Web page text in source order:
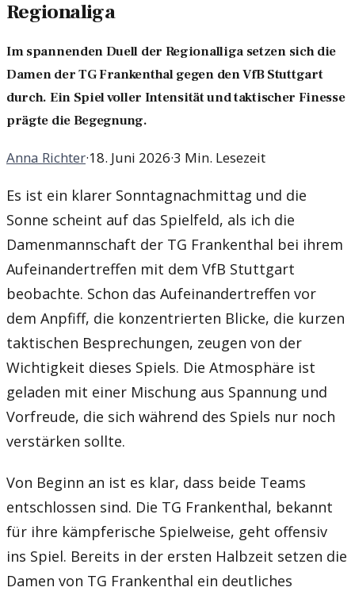
Regionaliga
Im spannenden Duell der Regionalliga setzen sich die
Damen der TG Frankenthal gegen den VfB Stuttgart
durch. Ein Spiel voller Intensität und taktischer Finesse
prägte die Begegnung.
Anna Richter·18. Juni 2026·3 Min. Lesezeit
Es ist ein klarer Sonntagnachmittag und die
Sonne scheint auf das Spielfeld, als ich die
Damenmannschaft der TG Frankenthal bei ihrem
Aufeinandertreffen mit dem VfB Stuttgart
beobachte. Schon das Aufeinandertreffen vor
dem Anpfiff, die konzentrierten Blicke, die kurzen
taktischen Besprechungen, zeugen von der
Wichtigkeit dieses Spiels. Die Atmosphäre ist
geladen mit einer Mischung aus Spannung und
Vorfreude, die sich während des Spiels nur noch
verstärken sollte.
Von Beginn an ist es klar, dass beide Teams
entschlossen sind. Die TG Frankenthal, bekannt
für ihre kämpferische Spielweise, geht offensiv
ins Spiel. Bereits in der ersten Halbzeit setzen die
Damen von TG Frankenthal ein deutliches